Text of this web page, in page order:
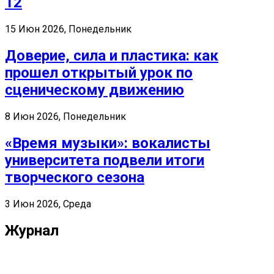
15 Июн 2026, Понедельник
Доверие, сила и пластика: как
прошел открытый урок по
сценическому движению
8 Июн 2026, Понедельник
«Время музыки»: вокалисты
университета подвели итоги
творческого сезона
3 Июн 2026, Среда
Журнал